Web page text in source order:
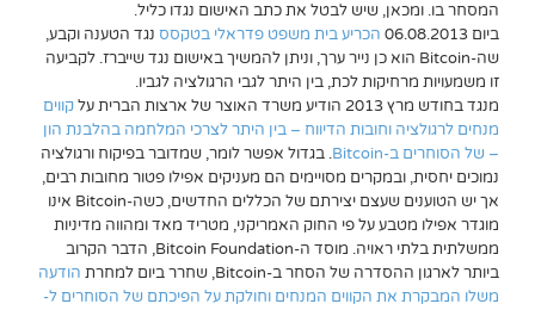
המסחר בו. ומכאן, שיש לבטל את כתב האישום נגדו כליל.
ביום 06.08.2013
הכריע בית משפט פדראלי בטקסס נגד הטענה וקבע,
שה-Bitcoin הוא כן נייר ערך, וניתן להמשיך באישום נגד שייברז. לקביעה
זו משמעויות מרחיקות לכת, בין היתר לגבי הרגולציה לגביו.
מנגד בחודש מרץ 2013 הודיע משרד האוצר של ארצות הברית על
קווים
מנחים לרגולציה וחובות הדיווח – בין היתר לצרכי המלחמה בהלבנת הון
– של הסוחרים ב-Bitcoin
. בגדול אפשר לומר, שמדובר בפיקוח ורגולציה
נמוכים יחסית, ובמקרים מסויימים הם מעניקים אפילו פטור מחובות רבים,
אך יש הטוענים שעצם יצירתם של הכללים החדשים, כשה-Bitcoin אינו
מוגדר אפילו מטבע על פי החוק האמריקני, מטריד מאד ומהווה מדיניות
ממשלתית בלתי ראויה. מוסד ה-Bitcoin Foundation, הדבר הקרוב
ביותר לארגון ההסדרה של הסחר ב-Bitcoin, שחרר ביום למחרת
הודעה
משלו המבקרת את הקווים המנחים וחולקת על הפיכתם של הסוחרים ל-